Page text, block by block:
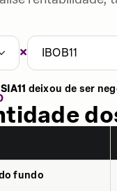
× IBOB11
deixou de ser
fundo